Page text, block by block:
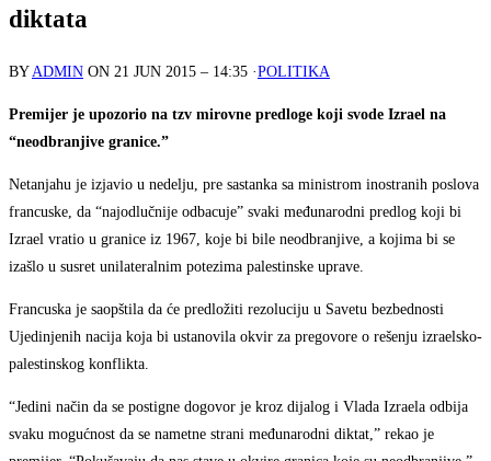
diktata
BYADMIN ON 21 JUN 2015 – 14:35 ·POLITIKA
Premijer je upozorio na tzv mirovne predloge koji svode Izrael na
“neodbranjive granice.”
Netanjahu je izjavio u nedelju, pre sastanka sa ministrom inostranih poslova
francuske, da “najodlučnije odbacuje” svaki međunarodni predlog koji bi
Izrael vratio u granice iz 1967, koje bi bile neodbranjive, a kojima bi se
izašlo u susret unilateralnim potezima palestinske uprave.
Francuska je saopštila da će predložiti rezoluciju u Savetu bezbednosti
Ujedinjenih nacija koja bi ustanovila okvir za pregovore o rešenju izraelsko-
palestinskog konflikta.
“Jedini način da se postigne dogovor je kroz dijalog i Vlada Izraela odbija
svaku mogućnost da se nametne strani međunarodni diktat,” rekao je